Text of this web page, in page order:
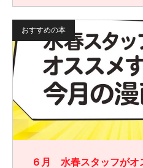
おすすめの本
６月 水春スタッフがオ